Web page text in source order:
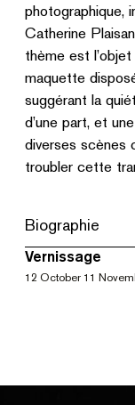
photographique,
Catherine
thème est
maquette
suggérant la
d’une part, et
diverses scènes
troubler cette
Biographie
Vernissage
12 October 11